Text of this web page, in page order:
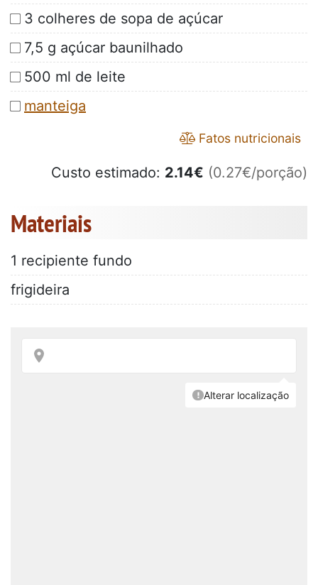
3 colheres de sopa de açúcar
7,5 g açúcar baunilhado
500 ml de leite
manteiga
Fatos nutricionais
Custo estimado: 2.14€ (0.27€/porção)
Materiais
1 recipiente fundo
frigideira